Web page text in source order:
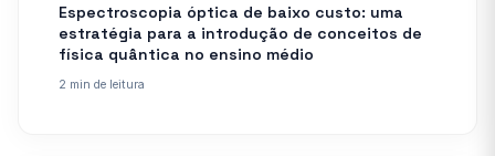
Espectroscopia óptica de baixo custo: uma
estratégia para a introdução de conceitos de
física quântica no ensino médio
2 min de leitura